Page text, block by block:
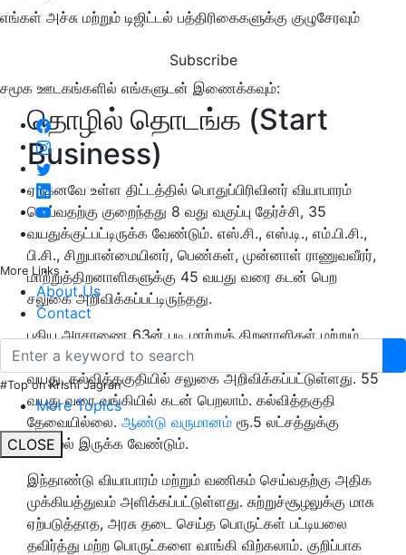
எங்கள் அச்சு மற்றும் டிஜிட்டல் பத்திரிகைகளுக்கு குழுசேரவும்
Subscribe
சமூக ஊடகங்களில் எங்களுடன் இணைக்கவும்:
More Links
About Us
Contact
#Top on Krishi Jagran
More Topics
CLOSE
தொழில் தொடங்க (Start
Business)
ஏற்கனவே உள்ள திட்டத்தில் பொதுப்பிரிவினர் வியாபாரம்
செய்வதற்கு குறைந்தது 8 வது வகுப்பு தேர்ச்சி, 35
வயதுக்குட்பட்டிருக்க வேண்டும். எஸ்.சி., எஸ்.டி., எம்.பி.சி.,
பி.சி., சிறுபான்மையினர், பெண்கள், முன்னாள் ராணுவவீரர்,
மாற்றுத்திறனாளிகளுக்கு 45 வயது வரை கடன் பெற
சலுகை அறிவிக்கப்பட்டிருந்தது.
புதிய அரசாணை 63ன் படி மாற்றுத் திறனாளிகள் மற்றும்
மனவளர்ச்சி குன்றிய பிள்ளைகளின் பெற்றோர்களுக்கு
வயது, கல்வித்தகுதியில் சலுகை அறிவிக்கப்பட்டுள்ளது. 55
வயது வரை வங்கியில் கடன் பெறலாம். கல்வித்தகுதி
தேவையில்லை. ஆண்டு வருமானம் ரூ.5 லட்சத்துக்கு
மிகாமல் இருக்க வேண்டும்.
இந்தாண்டு வியாபாரம் மற்றும் வணிகம் செய்வதற்கு அதிக
முக்கியத்துவம் அளிக்கப்பட்டுள்ளது. சுற்றுச்சூழலுக்கு மாசு
ஏற்படுத்தாத, அரசு தடை செய்த பொருட்கள் பட்டியலை
தவிர்த்து மற்ற பொருட்களை வாங்கி விற்கலாம். குறிப்பாக